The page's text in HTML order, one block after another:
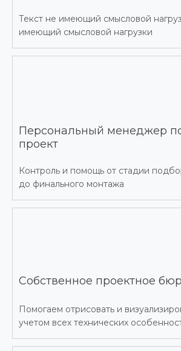
Текст не имеющий смысловой
имеющий смысловой нагрузки
Персональный менеджер
проект
Контроль и помощь от стадии
до финального монтажа
Собственное проектное
Помогаем отрисовать и
учетом всех технических